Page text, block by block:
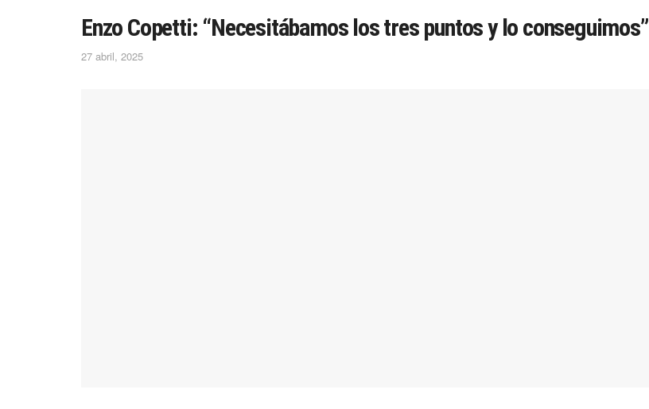
Enzo Copetti: “Necesitábamos los tres puntos y lo conseguimos”
27 abril, 2025